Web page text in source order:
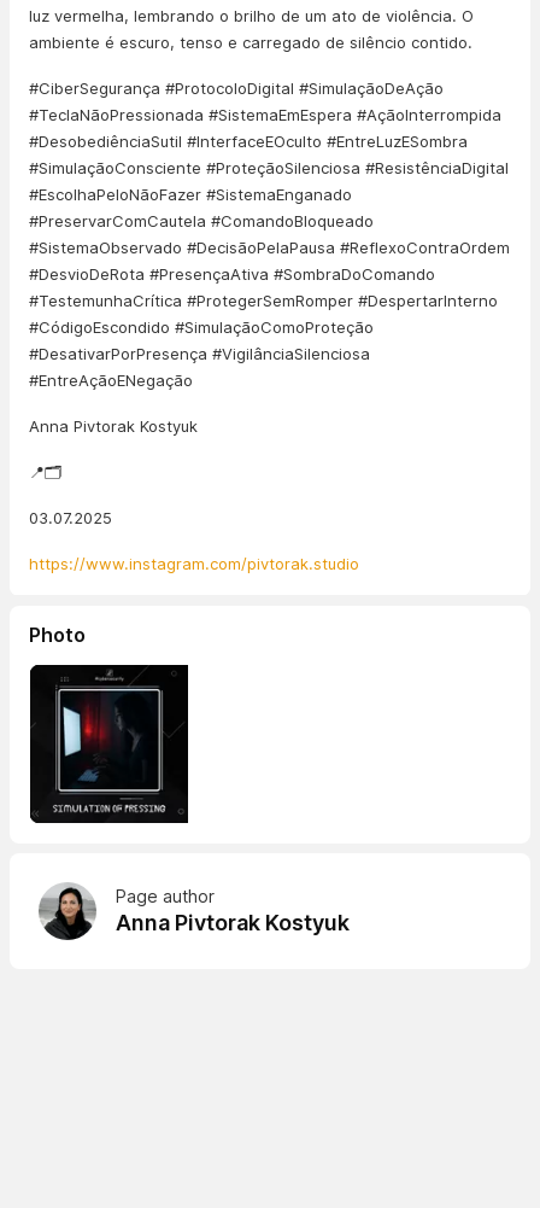
luz vermelha, lembrando o brilho de um ato de violência. O
ambiente é escuro, tenso e carregado de silêncio contido.
#CiberSegurança #ProtocoloDigital #SimulaçãoDeAção
#TeclaNãoPressionada #SistemaEmEspera #AçãoInterrompida
#DesobediênciaSutil #InterfaceEOculto #EntreLuzESombra
#SimulaçãoConsciente #ProteçãoSilenciosa #ResistênciaDigital
#EscolhaPeloNãoFazer #SistemaEnganado
#PreservarComCautela #ComandoBloqueado
#SistemaObservado #DecisãoPelaPausa #ReflexoContraOrdem
#DesvioDeRota #PresençaAtiva #SombraDoComando
#TestemunhaCrítica #ProtegerSemRomper #DespertarInterno
#CódigoEscondido #SimulaçãoComoProteção
#DesativarPorPresença #VigilânciaSilenciosa
#EntreAçãoENegação
Anna Pivtorak Kostyuk
📍🗂️
03.07.2025
https://www.instagram.com/pivtorak.studio
Photo
Page author
Anna Pivtorak Kostyuk